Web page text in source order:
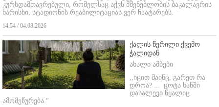
კურსდამთავრებული, რომელსაც აქვს მშენებლობის ბაკალავრის
ხარისხი, სტადიონის რეაბილიტაციას ვერ ჩაატარებს.
14:54 / 04.08.2026
ქალის წერილი ქვემო
ჭალიდან
ახალი ამბები
,,იცით მაინც, გარეთ რა
დროა? ... ცოტა ხანში
დასალევი წყალიც
ამომეწურება."